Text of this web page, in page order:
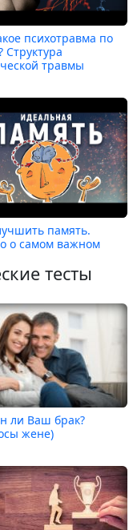
психотравма по
Структура
травмы
память.
о самом важном
тесты
ли Ваш брак?
жене)